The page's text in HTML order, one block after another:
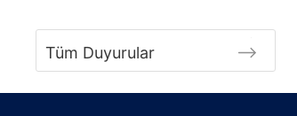
Tüm Duyurular